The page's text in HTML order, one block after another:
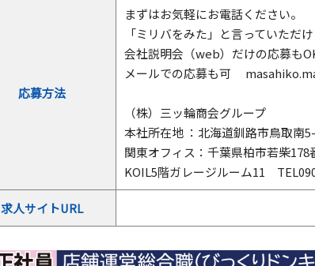
応募方法
まずはお気軽にお電話ください。
「ミリバをみた」と言っていただ
会社説明会（web）だけの応募も
メールでの応募も可
（株）三ッ輪商会グループ
本社所在地 ：北海道釧路市鳥取
関東オフィス：千葉県柏市若柴
KOIL5階ガレージルーム11
求人サイトURL